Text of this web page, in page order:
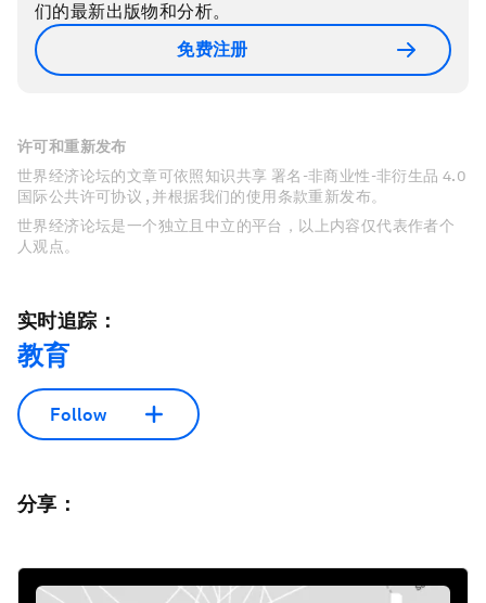
们的最新出版物和分析。
免费注册
许可和重新发布
世界经济论坛的文章可依照知识共享 署名-非商业性-非衍生品 4.0
国际公共许可协议 , 并根据我们的使用条款重新发布。
世界经济论坛是一个独立且中立的平台，以上内容仅代表作者个
人观点。
实时追踪：
教育
Follow
分享：